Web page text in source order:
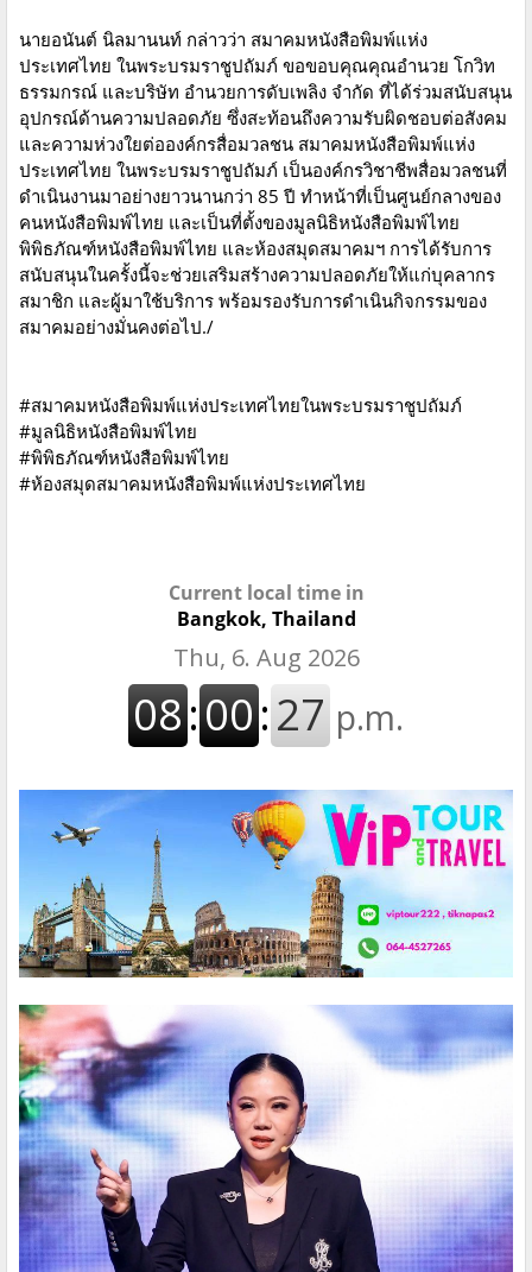
นายอนันต์ นิลมานนท์ กล่าวว่า สมาคมหนังสือพิมพ์แห่ง
ประเทศไทย ในพระบรมราชูปถัมภ์ ขอขอบคุณคุณอำนวย โกวิท
ธรรมกรณ์ และบริษัท อำนวยการดับเพลิง จำกัด ที่ได้ร่วมสนับสนุน
อุปกรณ์ด้านความปลอดภัย ซึ่งสะท้อนถึงความรับผิดชอบต่อสังคม
และความห่วงใยต่อองค์กรสื่อมวลชน สมาคมหนังสือพิมพ์แห่ง
ประเทศไทย ในพระบรมราชูปถัมภ์ เป็นองค์กรวิชาชีพสื่อมวลชนที่
ดำเนินงานมาอย่างยาวนานกว่า 85 ปี ทำหน้าที่เป็นศูนย์กลางของ
คนหนังสือพิมพ์ไทย และเป็นที่ตั้งของมูลนิธิหนังสือพิมพ์ไทย
พิพิธภัณฑ์หนังสือพิมพ์ไทย และห้องสมุดสมาคมฯ การได้รับการ
สนับสนุนในครั้งนี้จะช่วยเสริมสร้างความปลอดภัยให้แก่บุคลากร
สมาชิก และผู้มาใช้บริการ พร้อมรองรับการดำเนินกิจกรรมของ
สมาคมอย่างมั่นคงต่อไป./
#สมาคมหนังสือพิมพ์แห่งประเทศไทยในพระบรมราชูปถัมภ์
#มูลนิธิหนังสือพิมพ์ไทย
#พิพิธภัณฑ์หนังสือพิมพ์ไทย
#ห้องสมุดสมาคมหนังสือพิมพ์แห่งประเทศไทย
Current local time in
Bangkok, Thailand